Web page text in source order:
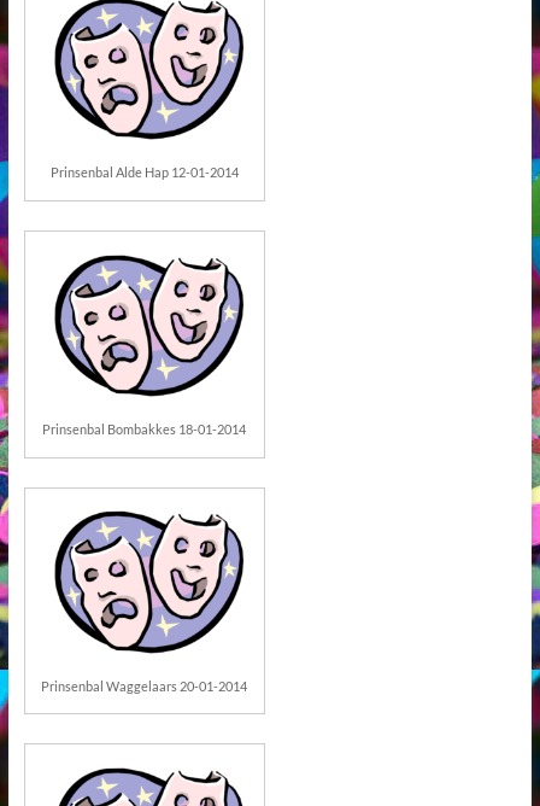
Prinsenbal Alde Hap 12-01-2014
Prinsenbal Bombakkes 18-01-2014
Prinsenbal Waggelaars 20-01-2014